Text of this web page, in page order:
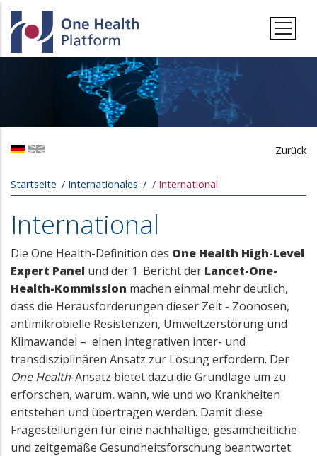
Direkt zum Inhalt
Zurück
Pfadnavigation
Startseite Internationales International
International
Die One Health-Definition des One Health High-Level
Expert Panel und der 1. Bericht der Lancet-One-
Health-Kommission machen einmal mehr deutlich,
dass die Herausforderungen dieser Zeit - Zoonosen,
antimikrobielle Resistenzen, Umweltzerstörung und
Klimawandel – einen integrativen inter- und
transdisziplinären Ansatz zur Lösung erfordern. Der
One Health-Ansatz bietet dazu die Grundlage um zu
erforschen, warum, wann, wie und wo Krankheiten
entstehen und übertragen werden. Damit diese
Fragestellungen für eine nachhaltige, gesamtheitliche
und zeitgemäße Gesundheitsforschung beantwortet